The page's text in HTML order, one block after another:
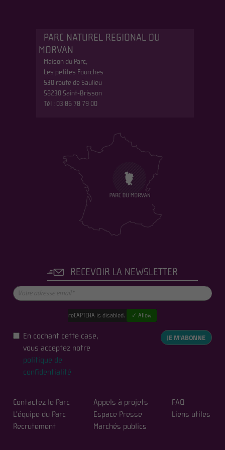
PARC NATUREL REGIONAL DU
MORVAN
Maison du Parc,
Les petites Fourches
530 route de Saulieu
58230 Saint-Brisson
Tél : 03 86 78 79 00
RECEVOIR LA NEWSLETTER
reCAPTCHA is disabled. ✓ Allow
En cochant cette case,
vous acceptez notre
politique de
confidentialité
JE M'ABONNE
Contactez le Parc
L'équipe du Parc
Recrutement
Appels à projets
Espace Presse
Marchés publics
FAQ
Liens utiles